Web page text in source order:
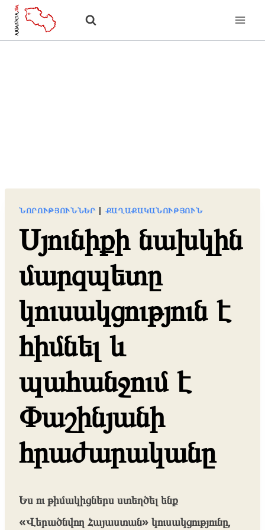
Skip
ՆՈՐՈՒԹՅՈՒՆՆԵՐ| ՔԱՂԱՔԱԿԱՆՈՒԹՅՈՒՆ
Սյունիքի նախկին
մարզպետը
կուսակցություն է
հիմնել և
պահանջում է
Փաշինյանի
հրաժարականը
Ես ու թիմակիցներս ստեղծել ենք
«Վերածնվող Հայաստան» կուսակցությունը,